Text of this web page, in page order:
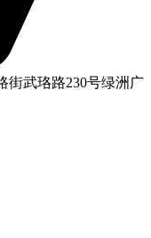
街武珞路230号绿洲广